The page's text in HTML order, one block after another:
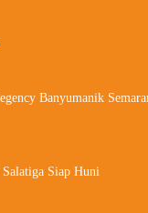
Banyumanik
Siap Huni